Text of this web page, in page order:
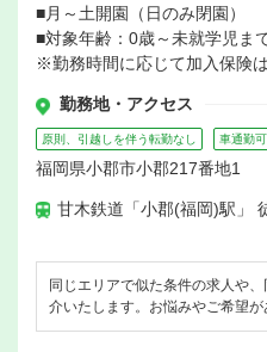
■月～土開園（日のみ閉園）
■対象年齢：0歳～未就学児ま
※勤務時間に応じて加入保険
勤務地・アクセス
原則、引越しを伴う転勤なし 車通勤可
福岡県小郡市小郡217番地1
甘木鉄道「小郡(福岡)駅」
同じエリアで似た条件の求人や
介いたします。お悩みやご希望